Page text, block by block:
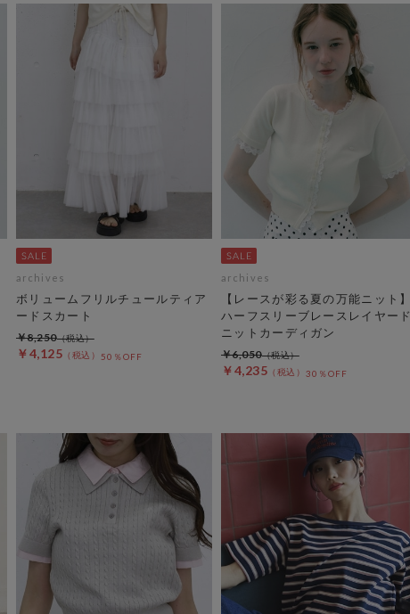
archives
ボリュームフリルチュールティア
ードスカート
￥4,125 50％OFF
￥8,250
archives
【レースが彩る夏の万能ニット】
ハーフスリーブレースレイヤード
ニットカーディガン
￥4,235 30％OFF
￥6,050